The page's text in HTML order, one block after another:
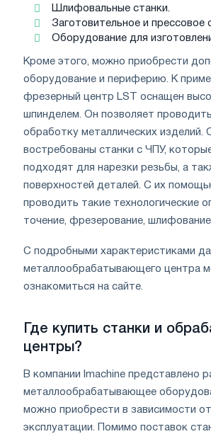
Шлифовальные станки.
Заготовительное и прессовое
Оборудование для
Кроме этого, можно приобрести
оборудование и периферию. К
фрезерный центр LST оснащен
шпинделем. Он позволяет
обработку металлических изделий.
востребованы станки с ЧПУ,
подходят для нарезки резьбы, а
поверхностей деталей. С их
проводить такие технологические
точение, фрезерование,
С подробными характеристиками
металлообрабатывающего центра
ознакомиться на сайте.
Где купить станки и
центры?
В компании Imachine представлено
металлообрабатывающее
можно приобрести в зависимости
эксплуатации. Помимо поставок